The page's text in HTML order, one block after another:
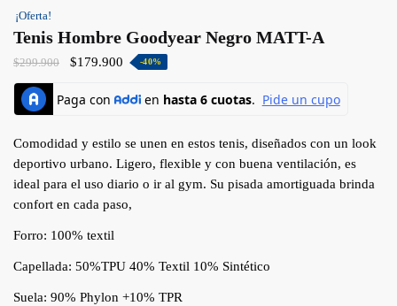
¡Oferta!
Tenis Hombre Goodyear Negro MATT-A
$299.900 $179.900 -40%
Comodidad y estilo se unen en estos tenis, diseñados con un look
deportivo urbano. Ligero, flexible y con buena ventilación, es
ideal para el uso diario o ir al gym. Su pisada amortiguada brinda
confort en cada paso,
Forro: 100% textil
Capellada: 50%TPU 40% Textil 10% Sintético
Suela: 90% Phylon +10% TPR